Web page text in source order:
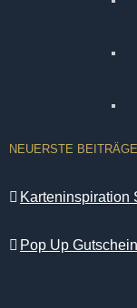
NEUERSTE BEITRÄGE
Karteninspiration
Pop Up